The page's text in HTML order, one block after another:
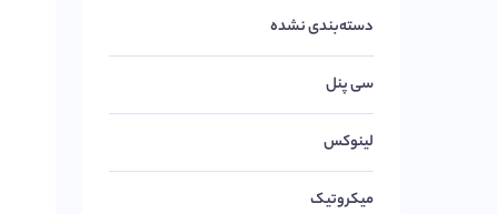
دسته‌بندی نشده
سی پنل
لینوکس
میکروتیک